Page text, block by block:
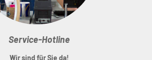
Service-Hotline
Wir sind für Sie da!